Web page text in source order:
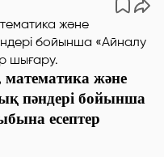
математика және
пәндері бойынша
есептер